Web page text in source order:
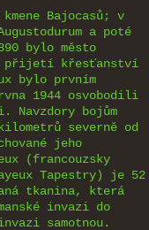
Bajocasů; v
a poté
bylo město
a přijetí křesťanství
bylo prvním
1944 osvobodili
Navzdory bojům
severně od
jeho
(francouzsky
Tapestry) je 52
tkanina, která
invazi do
samotnou.